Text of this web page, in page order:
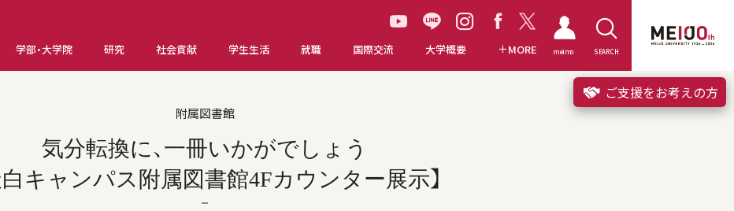
学部・大学院 研究 社会貢献 学生生活 就職 国際交流 大学概要 MORE meimo SEARCH
ご支援をお考えの方
附属図書館
気分転換に、一冊いかがでしょう
白キャンパス附属図書館4Fカウンター展示】